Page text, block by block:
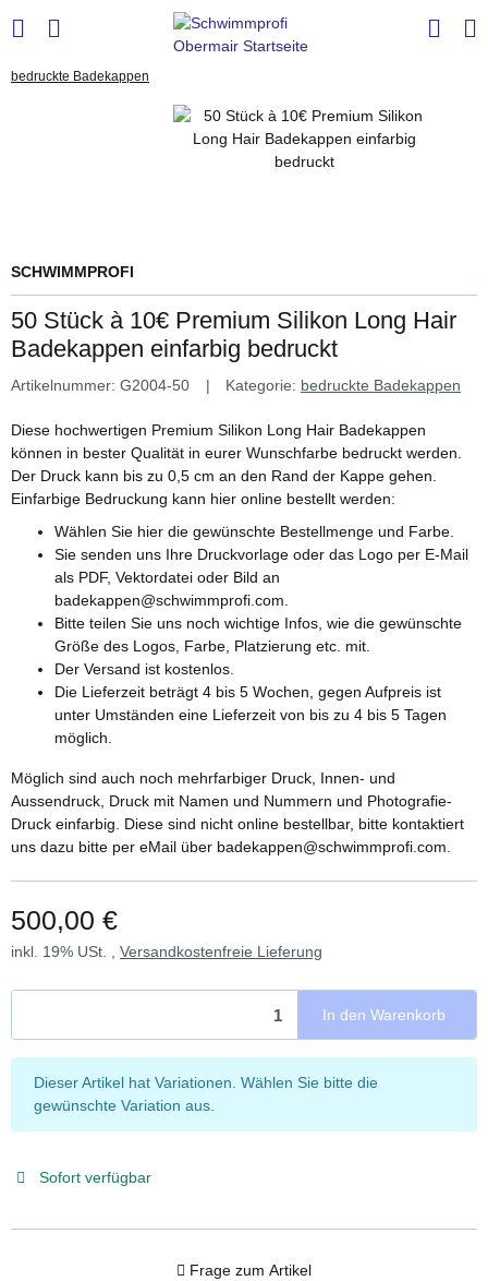
bedruckte Badekappen
SCHWIMMPROFI
50 Stück à 10€ Premium Silikon Long Hair
Badekappen einfarbig bedruckt
Artikelnummer: G2004-50 Kategorie: bedruckte Badekappen
Diese hochwertigen Premium Silikon Long Hair Badekappen
können in bester Qualität in eurer Wunschfarbe bedruckt werden.
Der Druck kann bis zu 0,5 cm an den Rand der Kappe gehen.
Einfarbige Bedruckung kann hier online bestellt werden:
Wählen Sie hier die gewünschte Bestellmenge und Farbe.
Sie senden uns Ihre Druckvorlage oder das Logo per E-Mail
als PDF, Vektordatei oder Bild an
badekappen@schwimmprofi.com.
Bitte teilen Sie uns noch wichtige Infos, wie die gewünschte
Größe des Logos, Farbe, Platzierung etc. mit.
Der Versand ist kostenlos.
Die Lieferzeit beträgt 4 bis 5 Wochen, gegen Aufpreis ist
unter Umständen eine Lieferzeit von bis zu 4 bis 5 Tagen
möglich.
Möglich sind auch noch mehrfarbiger Druck, Innen- und
Aussendruck, Druck mit Namen und Nummern und Photografie-
Druck einfarbig. Diese sind nicht online bestellbar, bitte kontaktiert
uns dazu bitte per eMail über badekappen@schwimmprofi.com.
500,00 €
inkl. 19% USt. , Versandkostenfreie Lieferung
In den Warenkorb
x
Dieser Artikel hat Variationen. Wählen Sie bitte die
gewünschte Variation aus.
Sofort verfügbar
Frage zum Artikel